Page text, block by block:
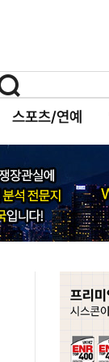
스포츠/연예